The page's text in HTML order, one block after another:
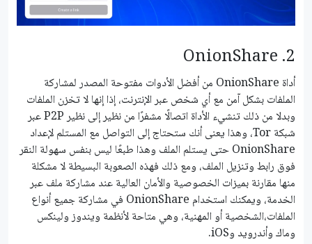
2. OnionShare
أداة OnionShare من أفضل الأدوات مفتوحة المصدر لمشاركة
الملفات بشكل آمن مع أي شخص عبر الإنترنت، إذا إنها لا تخزن الملفات
وبدلا من ذلك تنشيء الأداة اتصالًا مشفرًا من نظير إلى نظير P2P عبر
شبكة Tor، وهذا يعنى أنك ستحتاج إلى التواصل مع المستلم لإعداد
OnionShare حتى يستلم الملف وهذا طبعًا ليس بنفس سهولة النقر
فوق رابط وتنزيل الملف، ومع ذلك فهذه الصعوبة البسيطة لا مشكلة
منها مقارنة بميزات الخصوصية والأمان العالية عند مشاركة ملف عبر
الخدمة، ويمكنك استخدام OnionShare في مشاركة جميع أنواع
الملفات،الشخصية أو المهنية، وهي متاحة لأنظمة ويندوز ولينكس
وماك وأندرويد وiOS.